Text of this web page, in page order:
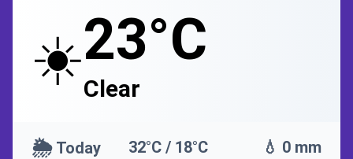
☀️23°C
Clear
🌦️ Today 32°C / 18°C 💧 0 mm